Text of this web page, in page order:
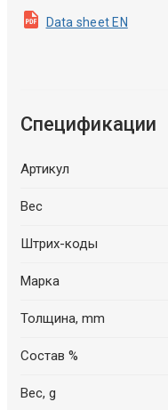
Data sheet EN
Спецификации
Артикул
Вес
Штрих-коды
Марка
Толщина, mm
Состав %
Bес, g